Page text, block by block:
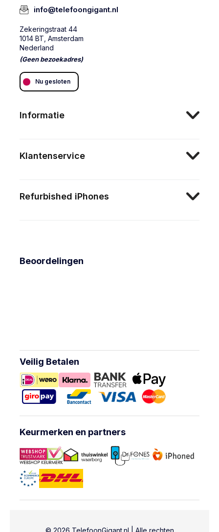
info@telefoongigant.nl
Zekeringstraat 44
1014 BT, Amsterdam
Nederland
(Geen bezoekadres)
Nu gesloten
Informatie
Klantenservice
Refurbished iPhones
Beoordelingen
Veilig Betalen
Keurmerken en partners
© 2026 TelefoonGigant.nl | Alle rechten